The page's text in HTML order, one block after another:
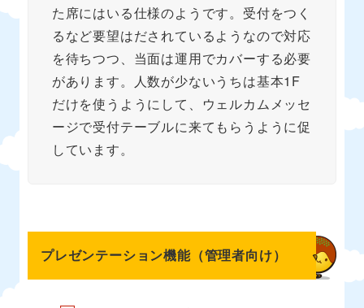
た席にはいる仕様のようです。受付をつく
るなど要望はだされているようなので対応
を待ちつつ、当面は運用でカバーする必要
があります。人数が少ないうちは基本1F
だけを使うようにして、ウェルカムメッセ
ージで受付テーブルに来てもらうように促
しています。
プレゼンテーション機能（管理者向け）